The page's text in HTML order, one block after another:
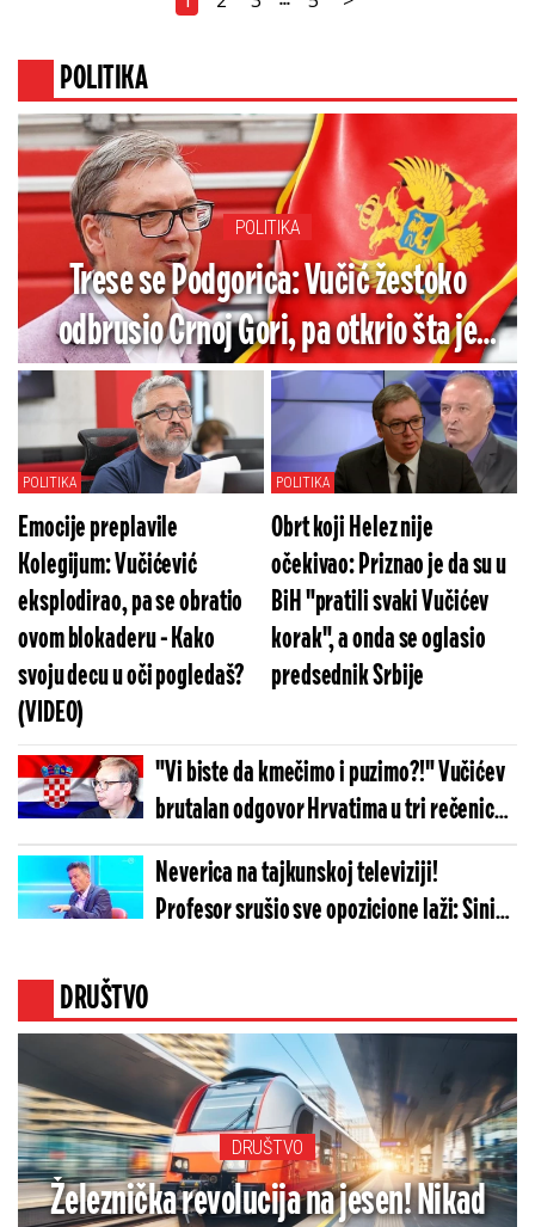
POLITIKA
POLITIKA
Trese se Podgorica: Vučić žestoko
odbrusio Crnoj Gori, pa otkrio šta je
jedino godinama tražio od te zemlje
POLITIKA
Emocije preplavile
Kolegijum: Vučićević
eksplodirao, pa se obratio
ovom blokaderu - Kako
svoju decu u oči pogledaš?
(VIDEO)
POLITIKA
Obrt koji Helez nije
očekivao: Priznao je da su u
BiH "pratili svaki Vučićev
korak", a onda se oglasio
predsednik Srbije
"Vi biste da kmečimo i puzimo?!" Vučićev
brutalan odgovor Hrvatima u tri rečenice:
Zaboravite te dane... (FOTO)
Neverica na tajkunskoj televiziji!
Profesor srušio sve opozicione laži: Siniša
DRUŠTVO
DRUŠTVO
Železnička revolucija na jesen! Nikad